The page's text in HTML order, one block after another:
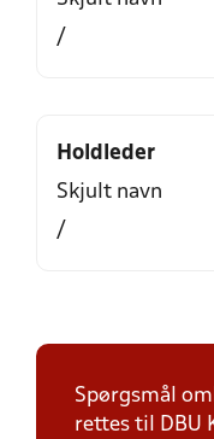
/
Holdleder
Skjult navn
/
Spørgsmål
rettes til DBU